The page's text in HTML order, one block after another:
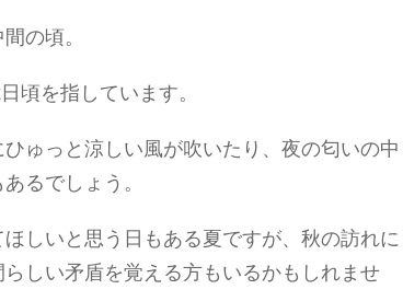
の頃。
頃を指しています。
ゅっと涼しい風が吹いたり、夜の匂いの中
るでしょう。
しいと思う日もある夏ですが、秋の訪れに
しい矛盾を覚える方もいるかもしれませ